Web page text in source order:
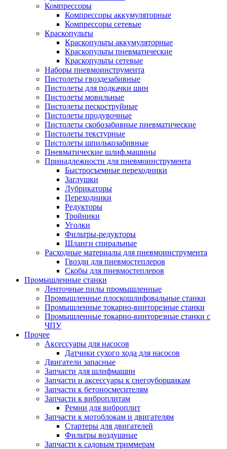
Компрессоры
Компрессоры аккумуляторные
Компрессоры сетевые
Краскопульты
Краскопульты аккумуляторные
Краскопульты пневматические
Краскопульты сетевые
Наборы пневмоинструмента
Пистолеты гвоздезабивные
Пистолеты для подкачки шин
Пистолеты мовильные
Пистолеты пескоструйные
Пистолеты продувочные
Пистолеты скобозабивные пневматические
Пистолеты текстурные
Пистолеты шпилькозабивные
Пневматические шлиф.машины
Принадлежности для пневмоинструмента
Быстросъемные переходники
Заглушки
Лубрикаторы
Переходники
Редукторы
Тройники
Уголки
Фильтры-редукторы
Шланги спиральные
Расходные материалы для пневмоинструмента
Гвозди для пневмостеплеров
Скобы для пневмостеплеров
Промышленные станки
Ленточные пилы промышленные
Промышленные плоскошлифовальные станки
Промышленные токарно-винторезные станки
Промышленные токарно-винторезные станки с
ЧПУ
Прочее
Аксессуары для насосов
Датчики сухого хода для насосов
Двигатели запасные
Запчасти для шлифмашин
Запчасти и аксессуары к снегоуборщикам
Запчасти к бетоносмесителям
Запчасти к виброплитам
Ремни для виброплит
Запчасти к мотоблокам и двигателям
Стартеры для двигателей
Фильтры воздушные
Запчасти к садовым триммерам